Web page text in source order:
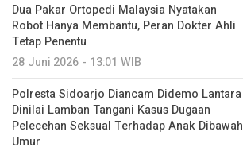
Dua Pakar Ortopedi Malaysia Nyatakan
Robot Hanya Membantu, Peran Dokter Ahli
Tetap Penentu
28 Juni 2026 - 13:01 WIB
Polresta Sidoarjo Diancam Didemo Lantara
Dinilai Lamban Tangani Kasus Dugaan
Pelecehan Seksual Terhadap Anak Dibawah
Umur